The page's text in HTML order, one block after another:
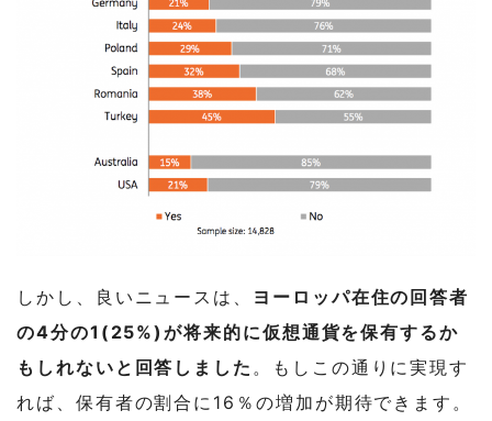
しかし、良いニュースは、 ヨーロッパ在住の回答者
の4分の1(25%)が将来的に仮想通貨を保有するか
もしれないと回答しました 。もしこの通りに実現す
れば、保有者の割合に16％の増加が期待できます。